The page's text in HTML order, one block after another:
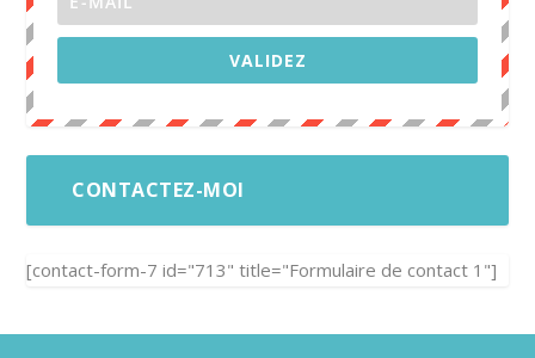
VALIDEZ
CONTACTEZ-MOI
[contact-form-7 id="713" title="Formulaire de contact 1"]